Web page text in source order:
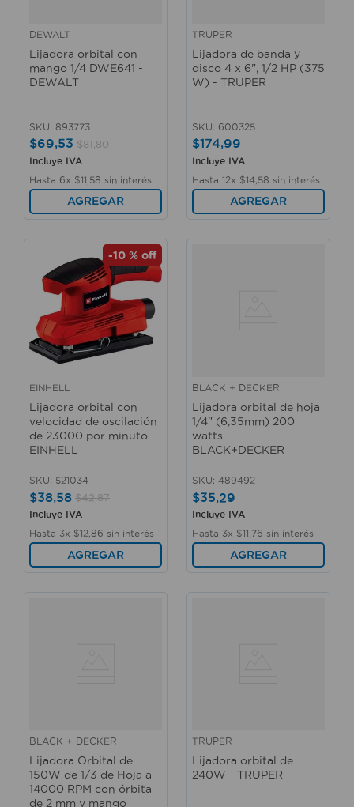
DEWALT
Lijadora orbital con
mango 1/4 DWE641 -
DEWALT
SKU: 893773
$69,53 $81,80
Incluye IVA
Hasta 6x $11 58 sin interés
AGREGAR
TRUPER
Lijadora de banda y
disco 4 x 6", 1/2 HP (375
W) - TRUPER
SKU: 600325
$174,99
Incluye IVA
Hasta 12x $14 58 sin interés
AGREGAR
-10 % off
EINHELL
Lijadora orbital con
velocidad de oscilación
de 23000 por minuto. -
EINHELL
SKU: 521034
$38,58 $42,87
Incluye IVA
Hasta 3x $12 86 sin interés
AGREGAR
BLACK + DECKER
Lijadora orbital de hoja
1/4" (6,35mm) 200
watts -
BLACK+DECKER
SKU: 489492
$35,29
Incluye IVA
Hasta 3x $11 76 sin interés
AGREGAR
BLACK + DECKER
Lijadora Orbital de
150W de 1/3 de Hoja a
14000 RPM con órbita
de 2 mm y mango
TRUPER
Lijadora orbital de
240W - TRUPER